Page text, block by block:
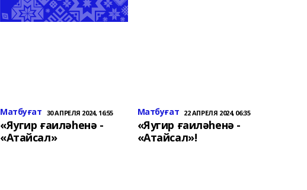
Матбуғат 30 АПРЕЛЯ 2024, 16:55
«Яугир ғаиләһенә -
«Атайсал»
Матбуғат 22 АПРЕЛЯ 2024, 06:35
«Яугир ғаиләһенә -
«Атайсал»!